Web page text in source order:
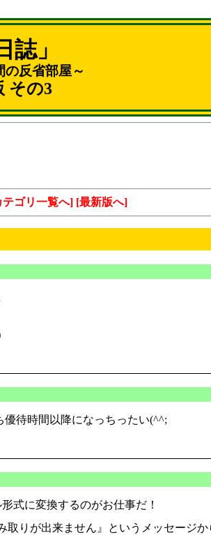
誌」
の反省部屋～
その3
テゴリ一覧へ] [最新版へ]
待時間以降になっちったい(^^;
式に変換するのがお仕事だ！
りが出来ません』というメッセージか